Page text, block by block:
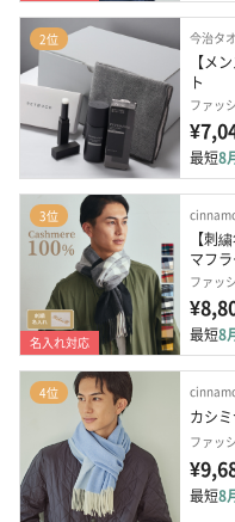
2位 今治タ
【メ
ト
ファッ
最短8
3位
名入れ対応
【刺
マフ
ファッ
最短8
4位
カシ
ファッ
最短8